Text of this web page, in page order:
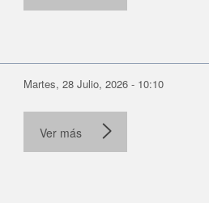
Martes, 28 Julio, 2026 - 10:10
Ver más